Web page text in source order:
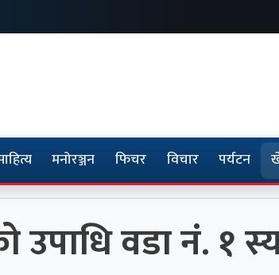
मनोरञ्जन फिचर विचार पर्यटन
वडा नं. १